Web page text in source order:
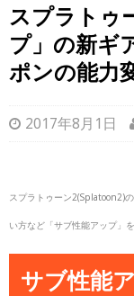
スプラトゥ
プ」の新ギ
ポンの能力
2017年8月1日
スプラトゥーン2(Splatoon2)
い方など「サブ性能アップ」
サブ性能